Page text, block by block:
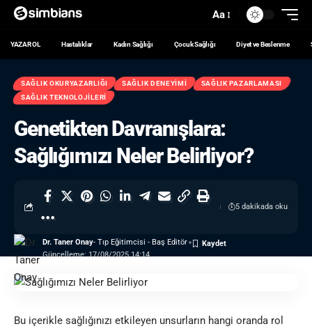
Aa
YAZAR OL Hastalıklar Kadın Sağlığı Çocuk Sağlığı Diyet ve Beslenme
SAĞLIK OKURYAZARLIĞI SAĞLIK DENEYIMI
SAĞLIK PAZARLAMASI
SAĞLIK TEKNOLOJILERI
Genetikten Davranışlara:
Sağlığımızı Neler Belirliyor?
Güncelleme: 17/08/2025 14:14
Dr. Taner Onay- Tıp Eğitimcisi - Baş Editör
5 dakikada oku
Bu içerikle sağlığınızı etkileyen unsurların hangi oranda rol